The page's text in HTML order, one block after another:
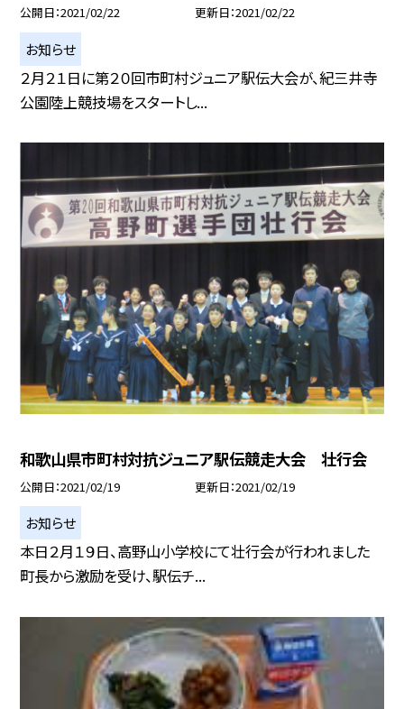
公開日 2021/02/22 更新日 2021/02/22
お知らせ
２月２１日に第２０回市町村ジュニア駅伝大会が、紀三井寺
公園陸上競技場をスタートし...
和歌山県市町村対抗ジュニア駅伝競走大会 壮行会
公開日 2021/02/19 更新日 2021/02/19
お知らせ
本日２月１９日、高野山小学校にて壮行会が行われました
町長から激励を受け、駅伝チ...